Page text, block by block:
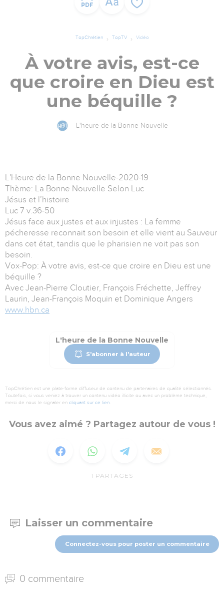
TopChrétien TopTV Vidéo
À votre avis, est-ce
que croire en Dieu est
une béquille ?
L'heure de la Bonne Nouvelle
L'Heure de la Bonne Nouvelle-2020-19
Thème: La Bonne Nouvelle Selon Luc
Jésus et l’histoire
Luc 7 v.36-50
Jésus face aux justes et aux injustes : La femme
pécheresse reconnait son besoin et elle vient au Sauveur
dans cet état, tandis que le pharisien ne voit pas son
besoin.
Vox-Pop: À votre avis, est-ce que croire en Dieu est une
béquille ?
Avec Jean-Pierre Cloutier, François Fréchette, Jeffrey
Laurin, Jean-François Moquin et Dominique Angers
www.hbn.ca
L'heure de la Bonne Nouvelle
S'abonner à l'auteur
TopChrétien est une plate-forme diffuseur de contenu de partenaires de qualité sélectionnés.
Toutefois, si vous veniez à trouver un contenu vidéo illicite ou avec un problème technique,
merci de nous le signaler en cliquant sur ce lien.
Vous avez aimé ? Partagez autour de vous !
1 PARTAGES
Laisser un commentaire
Connectez-vous pour poster un commentaire
0 commentaire